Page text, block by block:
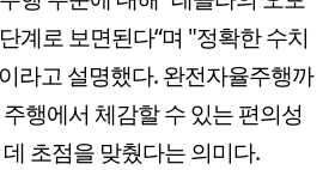
계로 보면된다“며 "정확한 수치
라고 설명했다. 완전자율주행까
행에서 체감할 수 있는 편의성
초점을 맞췄다는 의미다.